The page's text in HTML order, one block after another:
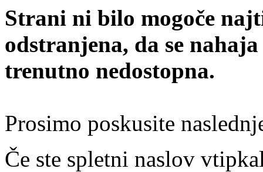
Strani ni bilo mogoče
odstranjena, da se
trenutno nedostopna.
Prosimo poskusite
Če ste spletni naslov